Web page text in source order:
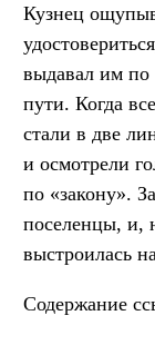
Кузнец
выдавал им по
пути. Когда
стали в две
и осмотрели
по «закону».
поселенцы, и,
выстроилась
Содержание